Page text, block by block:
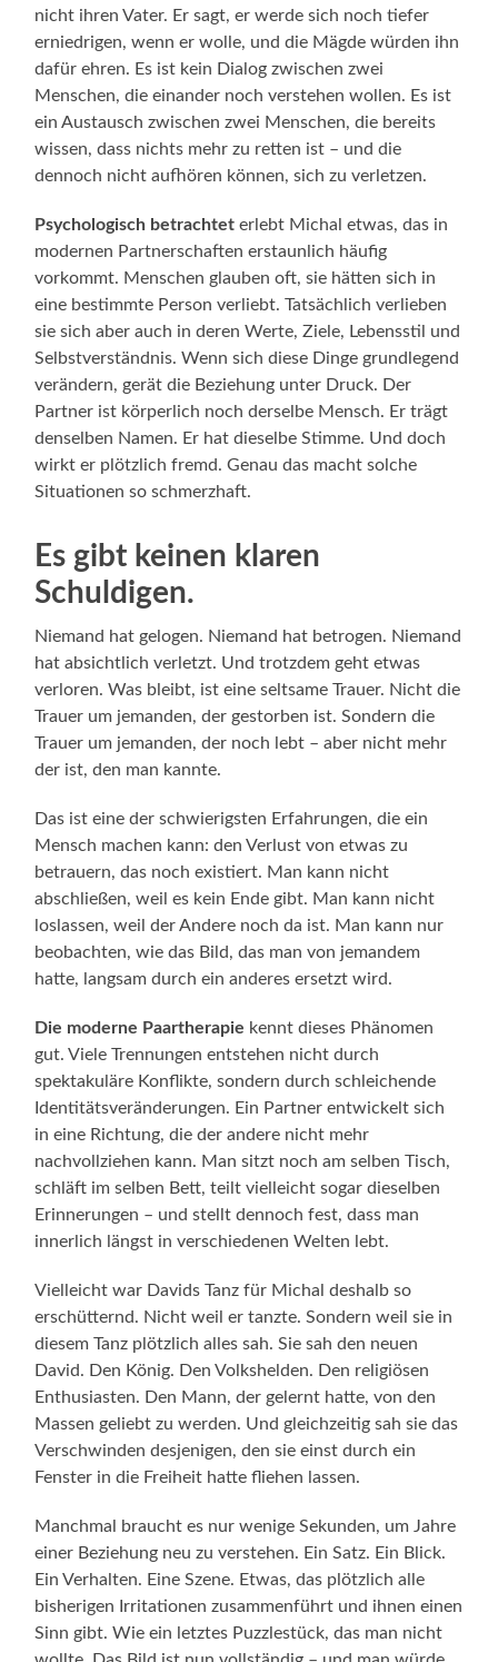
nicht ihren Vater. Er sagt, er werde sich noch tiefer
erniedrigen, wenn er wolle, und die Mägde würden ihn
dafür ehren. Es ist kein Dialog zwischen zwei
Menschen, die einander noch verstehen wollen. Es ist
ein Austausch zwischen zwei Menschen, die bereits
wissen, dass nichts mehr zu retten ist – und die
dennoch nicht aufhören können, sich zu verletzen.
Psychologisch betrachtet erlebt Michal etwas, das in
modernen Partnerschaften erstaunlich häufig
vorkommt. Menschen glauben oft, sie hätten sich in
eine bestimmte Person verliebt. Tatsächlich verlieben
sie sich aber auch in deren Werte, Ziele, Lebensstil und
Selbstverständnis. Wenn sich diese Dinge grundlegend
verändern, gerät die Beziehung unter Druck. Der
Partner ist körperlich noch derselbe Mensch. Er trägt
denselben Namen. Er hat dieselbe Stimme. Und doch
wirkt er plötzlich fremd. Genau das macht solche
Situationen so schmerzhaft.
Es gibt keinen klaren
Schuldigen.
Niemand hat gelogen. Niemand hat betrogen. Niemand
hat absichtlich verletzt. Und trotzdem geht etwas
verloren. Was bleibt, ist eine seltsame Trauer. Nicht die
Trauer um jemanden, der gestorben ist. Sondern die
Trauer um jemanden, der noch lebt – aber nicht mehr
der ist, den man kannte.
Das ist eine der schwierigsten Erfahrungen, die ein
Mensch machen kann: den Verlust von etwas zu
betrauern, das noch existiert. Man kann nicht
abschließen, weil es kein Ende gibt. Man kann nicht
loslassen, weil der Andere noch da ist. Man kann nur
beobachten, wie das Bild, das man von jemandem
hatte, langsam durch ein anderes ersetzt wird.
Die moderne Paartherapie kennt dieses Phänomen
gut. Viele Trennungen entstehen nicht durch
spektakuläre Konflikte, sondern durch schleichende
Identitätsveränderungen. Ein Partner entwickelt sich
in eine Richtung, die der andere nicht mehr
nachvollziehen kann. Man sitzt noch am selben Tisch,
schläft im selben Bett, teilt vielleicht sogar dieselben
Erinnerungen – und stellt dennoch fest, dass man
innerlich längst in verschiedenen Welten lebt.
Vielleicht war Davids Tanz für Michal deshalb so
erschütternd. Nicht weil er tanzte. Sondern weil sie in
diesem Tanz plötzlich alles sah. Sie sah den neuen
David. Den König. Den Volkshelden. Den religiösen
Enthusiasten. Den Mann, der gelernt hatte, von den
Massen geliebt zu werden. Und gleichzeitig sah sie das
Verschwinden desjenigen, den sie einst durch ein
Fenster in die Freiheit hatte fliehen lassen.
Manchmal braucht es nur wenige Sekunden, um Jahre
einer Beziehung neu zu verstehen. Ein Satz. Ein Blick.
Ein Verhalten. Eine Szene. Etwas, das plötzlich alle
bisherigen Irritationen zusammenführt und ihnen einen
Sinn gibt. Wie ein letztes Puzzlestück, das man nicht